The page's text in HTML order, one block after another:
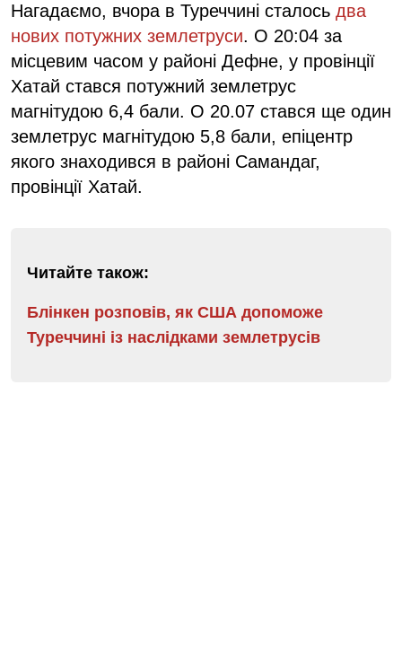
Нагадаємо, вчора в Туреччині сталось два
нових потужних землетруси. О 20:04 за
місцевим часом у районі Дефне, у провінції
Хатай стався потужний землетрус
магнітудою 6,4 бали. О 20.07 стався ще один
землетрус магнітудою 5,8 бали, епіцентр
якого знаходився в районі Самандаг,
провінції Хатай.
Читайте також:
Блінкен розповів, як США допоможе
Туреччині із наслідками землетрусів